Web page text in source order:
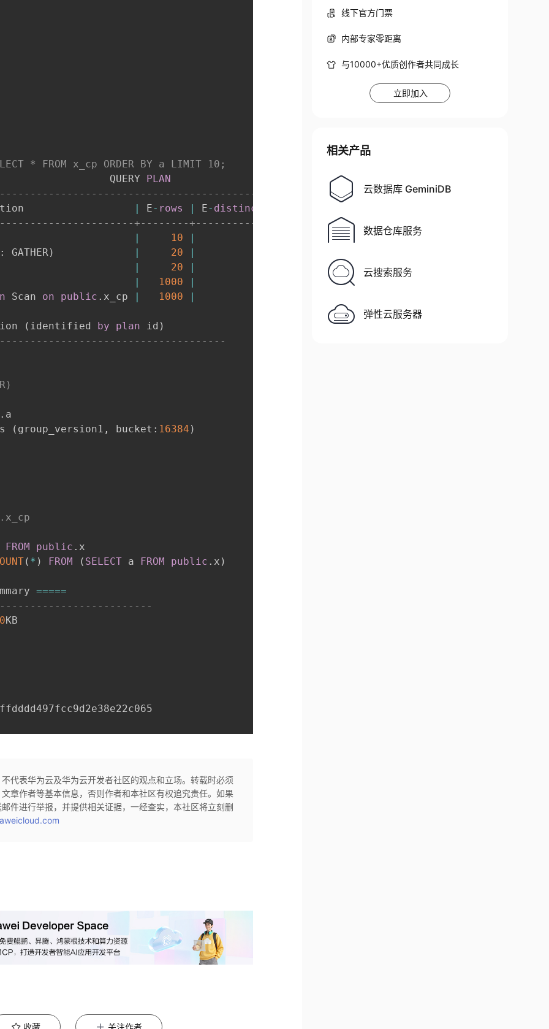
* FROM x_cp ORDER BY a LIMIT 10;
QUERY
PLAN
operation
| E- rows | E- distinct
+--------+------------+----------+---------+---------
| 10 | | 4 | 144.13
: GATHER) | 20 |
| 20 | MB | 4 | 140.83
| 1000 | MB |
Scan on public . x_cp | 1000 |
( identified by plan id )
. a
( group_version1 , bucket: 16384 )
FROM public . x
( * ) FROM ( SELECT a FROM public . x )
=====
KB
代表华为云及华为云开发者社区的观点和立场。转载时必须
章作者等基本信息，否则作者和本社区有权追究责任。如果
件进行举报，并提供相关证据，一经查实，本社区将立刻删
收藏 关注作者
线下官方门票
内部专家零距离
与10000+优质创作者共同成长
立即加入
相关产品
云数据库 GeminiDB
数据仓库服务
云搜索服务
弹性云服务器